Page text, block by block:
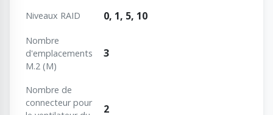
Niveaux RAID 0, 1, 5, 10
Nombre
d'emplacements
M.2 (M)
3
Nombre de
connecteur pour
2